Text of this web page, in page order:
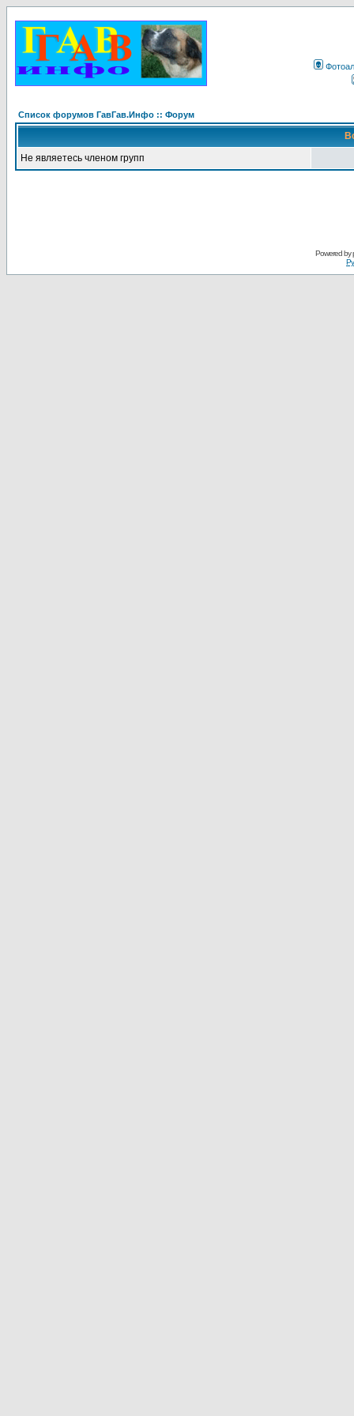
Список форумов ГавГав.Инфо :: Форум
Не являетесь членом групп
Powered by